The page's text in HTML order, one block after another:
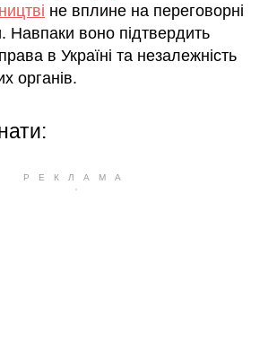
не вплине на переговорні
Навпаки воно підтвердить
в Україні та незалежність
органів.